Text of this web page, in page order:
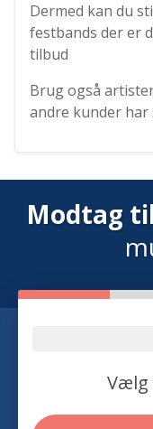
Dermed kan du
festbands der er
tilbud
Brug også
andre kunder
Modtag
Vælg